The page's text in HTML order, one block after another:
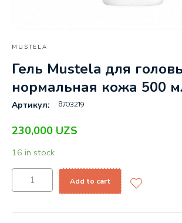
MUSTELA
Гель Mustela для
нормальная кожа 500
Артикул: 8703219
230,000 UZS
16 in stock
Add to cart